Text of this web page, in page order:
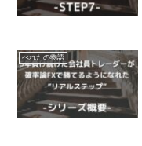
べれたの物語